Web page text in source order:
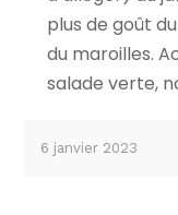
plus de goût
du maroilles.
salade verte,
6 janvier 2023